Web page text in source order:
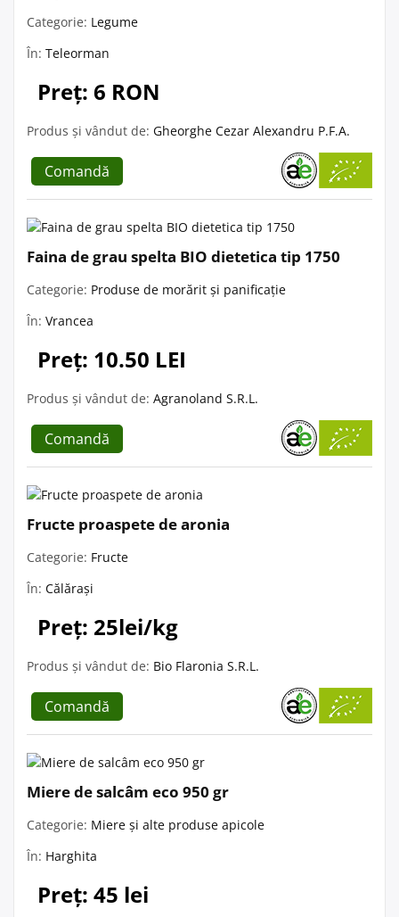
Categorie: Legume
În: Teleorman
Preț: 6 RON
Produs și vândut de: Gheorghe Cezar Alexandru P.F.A.
Comandă
Faina de grau spelta BIO dietetica tip 1750
Categorie: Produse de morărit și panificație
În: Vrancea
Preț: 10.50 LEI
Produs și vândut de: Agranoland S.R.L.
Comandă
Fructe proaspete de aronia
Categorie: Fructe
În: Călărași
Preț: 25lei/kg
Produs și vândut de: Bio Flaronia S.R.L.
Comandă
Miere de salcâm eco 950 gr
Categorie: Miere și alte produse apicole
În: Harghita
Preț: 45 lei